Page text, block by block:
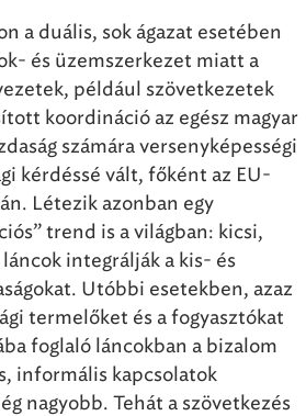
a duális, sok ágazat esetében
és üzemszerkezet miatt a
például szövetkezetek
koordináció az egész magyar
számára versenyképességi
kérdéssé vált, főként az EU-
Létezik azonban egy
trend is a világban: kicsi,
láncok integrálják a kis- és
Utóbbi esetekben, azaz
termelőket és a fogyasztókat
foglaló láncokban a bizalom
informális kapcsolatok
nagyobb. Tehát a szövetkezés